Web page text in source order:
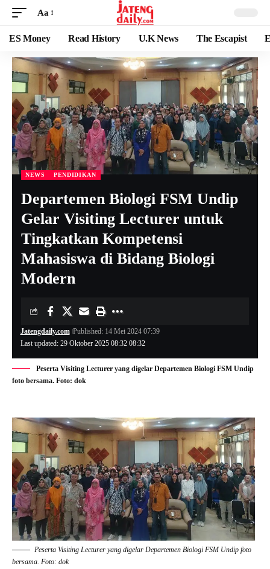
Aa
ES Money Read History U.K News The Escapist
NEWS PENDIDIKAN
Departemen Biologi FSM Undip
Gelar Visiting Lecturer untuk
Tingkatkan Kompetensi
Mahasiswa di Bidang Biologi
Modern
Last updated: 29 Oktober 2025 08:32 08:32
Jatengdaily.com Published: 14 Mei 2024 07:39
Peserta Visiting Lecturer yang digelar Departemen Biologi FSM Undip
foto bersama. Foto: dok
Peserta Visiting Lecturer yang digelar Departemen Biologi FSM Undip foto
bersama. Foto: dok